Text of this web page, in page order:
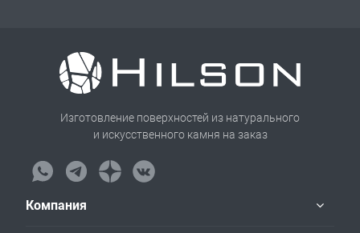
Изготовление поверхностей из натурального
и искусственного камня на заказ
Компания